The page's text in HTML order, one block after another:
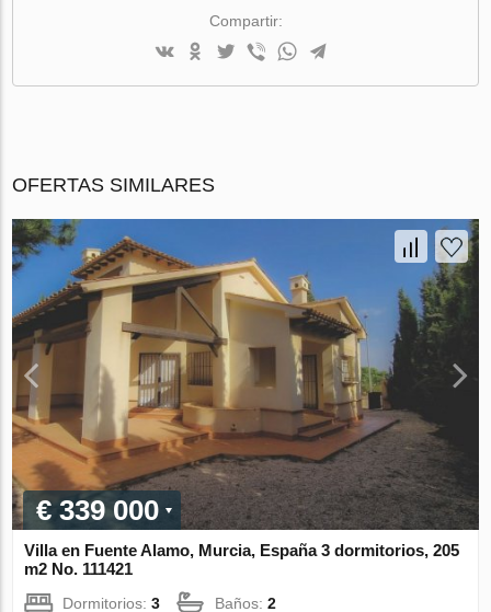
Compartir:
OFERTAS SIMILARES
€ 339 000
Villa en Fuente Alamo, Murcia, España 3 dormitorios, 205
m2 No. 111421
Dormitorios:3 Baños:2